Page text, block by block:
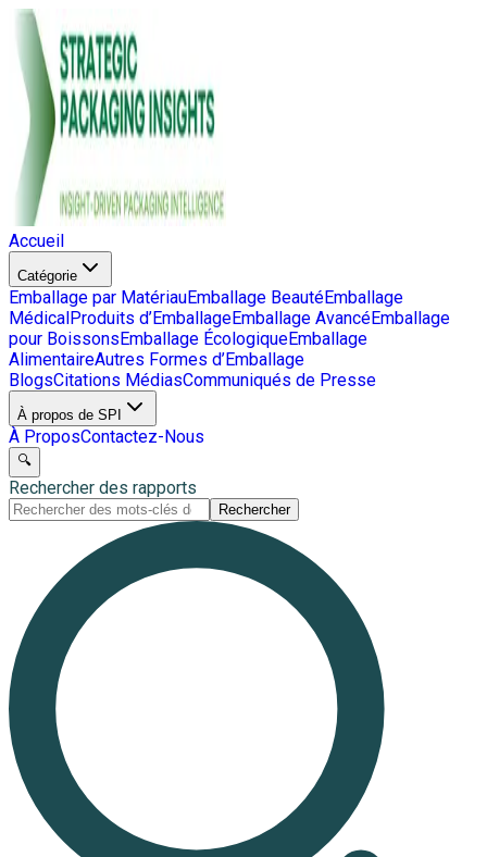
Accueil
Catégorie
Emballage par MatériauEmballage BeautéEmballage
MédicalProduits d’EmballageEmballage AvancéEmballage
pour BoissonsEmballage ÉcologiqueEmballage
AlimentaireAutres Formes d’Emballage
BlogsCitations MédiasCommuniqués de Presse
À propos de SPI
À ProposContactez-Nous
🔍
Rechercher des rapports
Rechercher